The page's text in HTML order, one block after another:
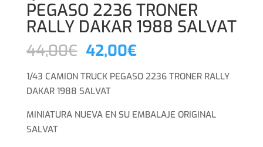
PEGASO 2236 TRONER
RALLY DAKAR 1988 SALVAT
44,00€ El
original
era:
44,00€.
42,00€El
actual
42,00€.
1/43 CAMION TRUCK PEGASO 2236 TRONER RALLY
DAKAR 1988 SALVAT
MINIATURA NUEVA EN SU EMBALAJE ORIGINAL
SALVAT